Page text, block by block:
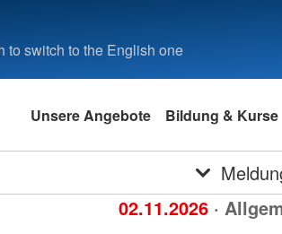
to switch to the English one
Unsere Angebote Bildung & Kurse
02.11.2026 ·